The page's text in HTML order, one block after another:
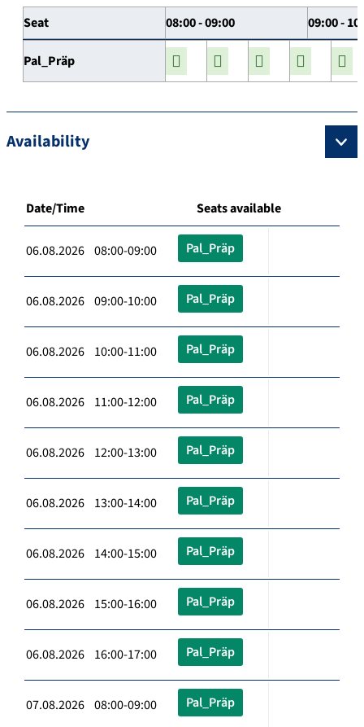
Seat 08:00 - 09:00 09:00 -
Pal_Präp
Availability
Date/Time Seats available
06.08.2026 08:00-09:00 Pal_Präp
06.08.2026 09:00-10:00 Pal_Präp
06.08.2026 10:00-11:00 Pal_Präp
06.08.2026 11:00-12:00 Pal_Präp
06.08.2026 12:00-13:00 Pal_Präp
06.08.2026 13:00-14:00 Pal_Präp
06.08.2026 14:00-15:00 Pal_Präp
06.08.2026 15:00-16:00 Pal_Präp
06.08.2026 16:00-17:00 Pal_Präp
07.08.2026 08:00-09:00 Pal_Präp